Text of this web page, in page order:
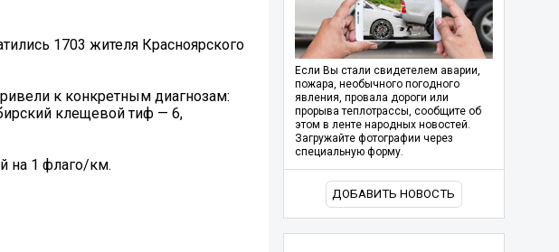
1703 жителя Красноярского
к конкретным диагнозам:
клещевой тиф — 6,
на 1 флаго/км.
Если Вы стали свидетелем аварии,
пожара, необычного погодного
явления, провала дороги или
прорыва теплотрассы, сообщите об
этом в ленте народных новостей.
Загружайте фотографии через
специальную форму.
ДОБАВИТЬ НОВОСТЬ